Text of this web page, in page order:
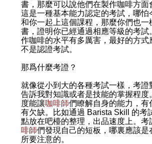
書，那麼可以說他們在製作咖啡方面
這是一種基本能力認定的考試，哪怕
和你一起上這個課程，那麼你們也一
書，證明你已經通過相應等級的考試
作咖啡的水平有多厲害，最好的方式
不是認證考試。
那爲什麼考證？
就像從小到大的各種考試一樣，考證
告訴我對知識或者是技能的掌握程度
度能讓咖啡師們瞭解自身的能力，有
有欠缺。比如通過 Barista Skill 的考
點放在吧檯的整理，出品速度上。考
啡師們發現自己的短板，哪裏應該是
所要注意的。